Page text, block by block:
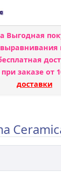
Выгодная
заказе от
доставки